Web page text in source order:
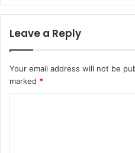
Leave a Reply
Your email address will not be
marked *